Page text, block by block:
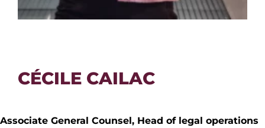
CÉCILE CAILAC
Associate General Counsel, Head of legal operations